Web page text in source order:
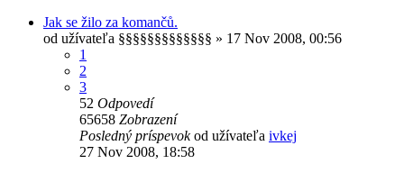
Jak se žilo za komančů.
od užívateľa §§§§§§§§§§§§§ » 17 Nov 2008, 00:56
1
2
3
52 Odpovedí
65658 Zobrazení
Posledný príspevokod užívateľa ivkej
27 Nov 2008, 18:58